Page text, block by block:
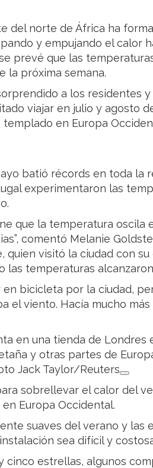
del norte de África ha
y empujando el calor
prevé que las
la próxima semana.
a los residentes
viajar en julio y agosto
en Europa
batió récords en toda la
experimentaron las
que la temperatura oscila
comentó Melanie
quien visitó la ciudad con
las temperaturas
en bicicleta por la ciudad,
el viento. Hacía mucho más
en una tienda de Londres
y otras partes de
Jack Taylor/Reuters
sobrellevar el calor del
Europa Occidental.
suaves del verano y las
sea difícil y
cinco estrellas, algunos